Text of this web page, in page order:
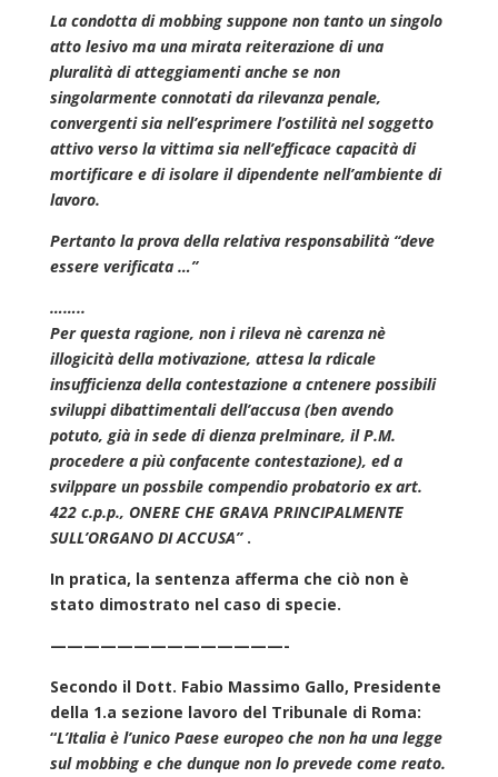
La condotta di mobbing suppone non tanto un singolo
atto lesivo ma una mirata reiterazione di una
pluralità di atteggiamenti anche se non
singolarmente connotati da rilevanza penale,
convergenti sia nell’esprimere l’ostilità nel soggetto
attivo verso la vittima sia nell’efficace capacità di
mortificare e di isolare il dipendente nell’ambiente di
lavoro.
Pertanto la prova della relativa responsabilità “deve
essere verificata …”
……..
Per questa ragione, non i rileva nè carenza nè
illogicità della motivazione, attesa la rdicale
insufficienza della contestazione a cntenere possibili
sviluppi dibattimentali dell’accusa (ben avendo
potuto, già in sede di dienza prelminare, il P.M.
procedere a più confacente contestazione), ed a
svilppare un possbile compendio probatorio ex art.
422 c.p.p., ONERE CHE GRAVA PRINCIPALMENTE
SULL’ORGANO DI ACCUSA”.
In pratica, la sentenza afferma che ciò non è
stato dimostrato nel caso di specie.
——————————————-
Secondo il Dott. Fabio Massimo Gallo, Presidente
della 1.a sezione lavoro del Tribunale di Roma:
“L’Italia è l’unico Paese europeo che non ha una legge
sul mobbing e che dunque non lo prevede come reato.